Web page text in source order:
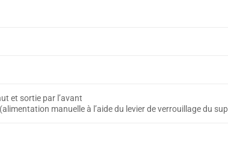
et sortie par l’avant
manuelle à l’aide du levier de verrouillage du